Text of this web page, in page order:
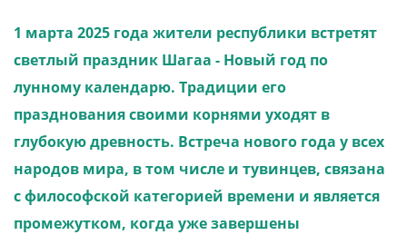
1 марта 2025 года жители республики встретят
светлый праздник Шагаа - Новый год по
лунному календарю. Традиции его
празднования своими корнями уходят в
глубокую древность. Встреча нового года у всех
народов мира, в том числе и тувинцев, связана
с философской категорией времени и является
промежутком, когда уже завершены